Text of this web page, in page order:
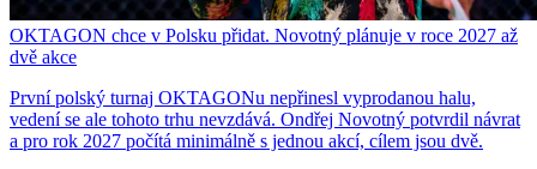
OKTAGON chce v Polsku přidat. Novotný plánuje v roce 2027 až
dvě akce
První polský turnaj OKTAGONu nepřinesl vyprodanou halu,
vedení se ale tohoto trhu nevzdává. Ondřej Novotný potvrdil návrat
a pro rok 2027 počítá minimálně s jednou akcí, cílem jsou dvě.